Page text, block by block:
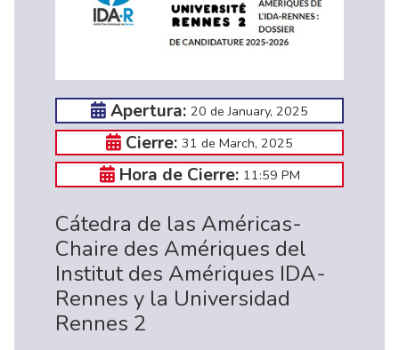
Apertura: 20 de January, 2025
Cierre: 31 de March, 2025
Hora de Cierre: 11:59 PM
Cátedra de las Américas-
Chaire des Amériques del
Institut des Amériques IDA-
Rennes y la Universidad
Rennes 2